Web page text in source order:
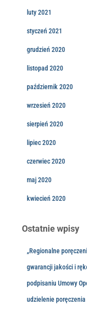
luty 2021
styczeń 2021
grudzień 2020
listopad 2020
październik 2020
wrzesień 2020
sierpień 2020
lipiec 2020
czerwiec 2020
maj 2020
kwiecień 2020
Ostatnie wpisy
„Regionalne
gwarancji jakości i
podpisaniu Umowy
udzielenie poręczenia